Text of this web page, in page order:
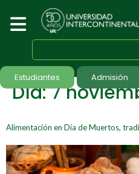
Estudiantes Admisión
Día:7
Alimentación en Día de Muertos,